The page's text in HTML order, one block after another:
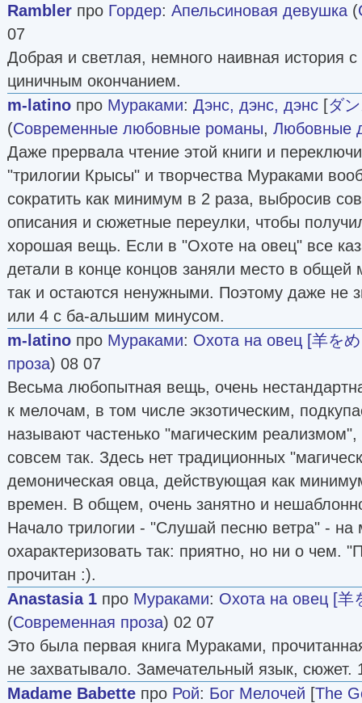
Rambler про Гордер: Апельсиновая девушка (
07
Добрая и светлая, немного наивная история
циничным окончанием.
m-latino про Мураками: Дэнс, дэнс, дэнс [ダ
(Современные любовные романы, Любовные
Даже прервала чтение этой книги и
"трилогии Крысы" и творчества Мураками
сократить как минимум в 2 раза, выбросив
описания и сюжетные переулки, чтобы
хорошая вещь. Если в "Охоте на овец" все
детали в конце концов заняли место в общей
так и остаются ненужными. Поэтому даже не
или 4 с ба-альшим минусом.
m-latino про Мураками: Охота на овец [羊を
проза) 08 07
Весьма любопытная вещь, очень
к мелочам, в том числе экзотическим,
называют частенько "магическим
совсем так. Здесь нет традиционных
демоническая овца, действующая как
времен. В общем, очень занятно и
Начало трилогии - "Слушай песню ветра" - на
охарактеризовать так: приятно, но ни о чем.
прочитан :).
Anastasia 1 про Мураками: Охота на овец [羊
(Современная проза) 02 07
Это была первая книга Мураками,
не захватывало. Замечательный язык, сюжет.
Madame Babette про Рой: Бог Мелочей [The